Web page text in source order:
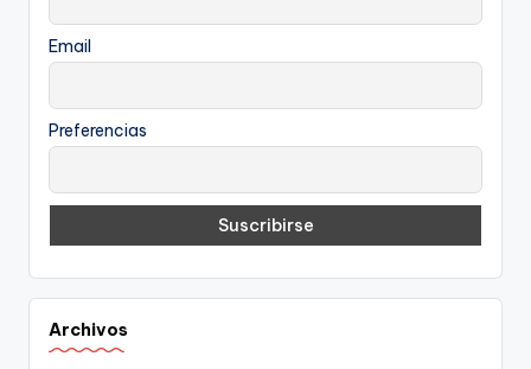
Email
Preferencias
Archivos